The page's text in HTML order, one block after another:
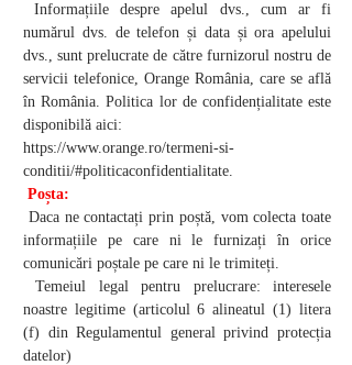
Informațiile despre apelul dvs., cum ar fi
numărul dvs. de telefon și data și ora apelului
dvs., sunt prelucrate de către furnizorul nostru de
servicii telefonice, Orange România, care se află
în România. Politica lor de confidențialitate este
disponibilă aici:
https://www.orange.ro/termeni-si-
conditii/#politicaconfidentialitate.
Poșta:
Daca ne contactați prin poștă, vom colecta toate
informațiile pe care ni le furnizați în orice
comunicări poștale pe care ni le trimiteți.
Temeiul legal pentru prelucrare: interesele
noastre legitime (articolul 6 alineatul (1) litera
(f) din Regulamentul general privind protecția
datelor)